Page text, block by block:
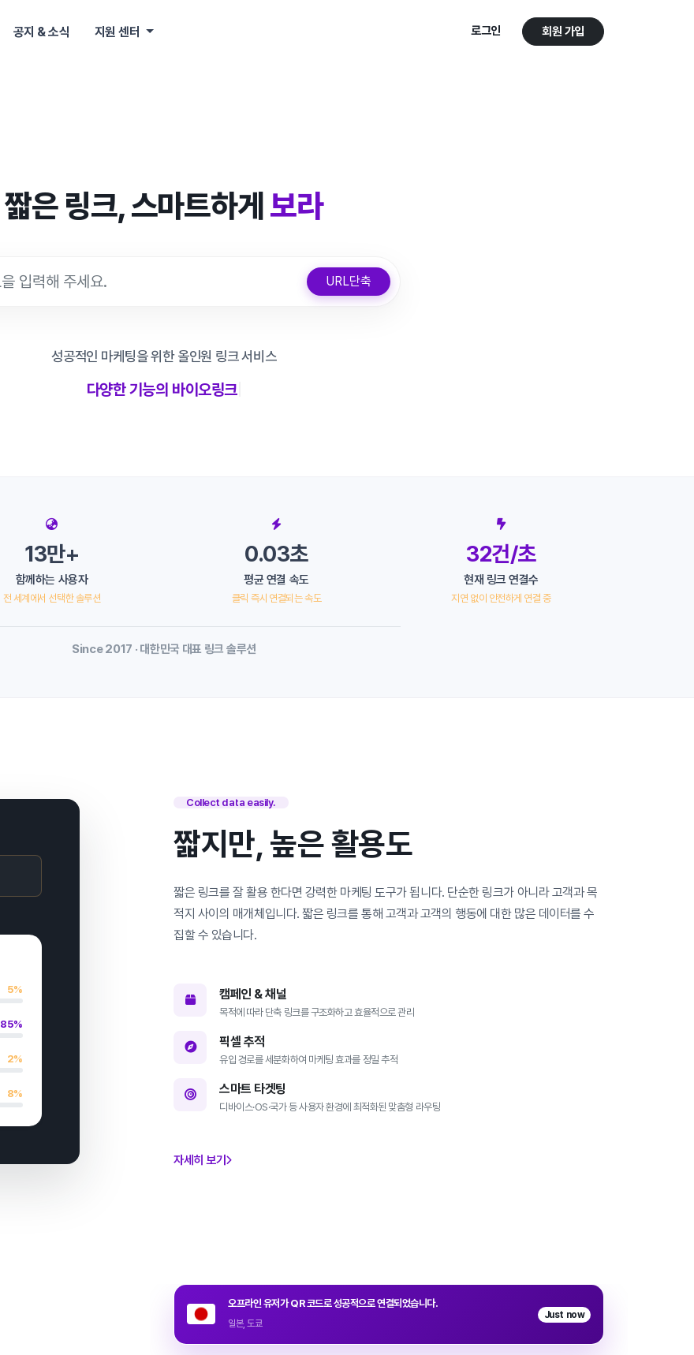
공지 & 소식 지원 센터 로그인 회원 가입
짧은 링크, 스마트하게 보라
URL단축
성공적인 마케팅을 위한 올인원 링크 서비스
다양한 기능의 바이오링|
13만+
함께하는 사용자
전 세계에서 선택한 솔루션
0.03초
평균 연결 속도
클릭 즉시 연결되는 속도
32건/초
현재 링크 연결수
지연 없이 안전하게 연결 중
Since 2017 · 대한민국 대표 링크 솔루션
Collect data easily.
짧지만, 높은 활용도
짧은 링크를 잘 활용 한다면 강력한 마케팅 도구가 됩니다. 단순한 링크가 아니라 고객과 목
적지 사이의 매개체입니다. 짧은 링크를 통해 고객과 고객의 행동에 대한 많은 데이터를 수
집할 수 있습니다.
캠페인 & 채널
목적에 따라 단축 링크를 구조화하고 효율적으로 관리
픽셀 추적
유입 경로를 세분화하여 마케팅 효과를 정밀 추적
스마트 타겟팅
디바이스·OS·국가 등 사용자 환경에 최적화된 맞춤형 라우팅
자세히 보기
5%
85%
2%
8%
오프라인 유저가 QR 코드로 성공적으로 연결되었습니다.
일본, 도쿄
Just now